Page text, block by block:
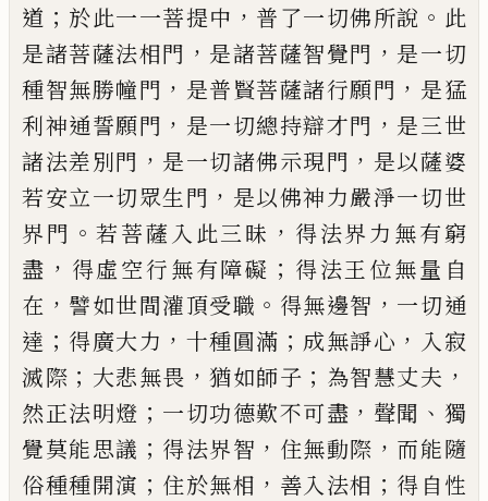
道 ； 於此一一菩提中 ， 普了一切佛所說 。 此
是諸菩薩法相門 ， 是諸菩薩智覺門 ， 是一切
種智無勝幢門 ， 是普賢菩薩諸行願門 ， 是猛
利神通誓願門 ， 是一切總持辯才門 ， 是三世
諸法差別門 ， 是一切諸佛示現門 ， 是以薩婆
若安立一切眾生門 ， 是以佛神力嚴淨一切世
界門 。若菩薩入此三昧 ， 得法界力無有窮
盡 ， 得虛空行無有障礙 ； 得法王位無量自
在 ， 譬如世間灌頂受職 。 得無邊智 ， 一切通
達 ； 得廣大力 ， 十種圓滿 ； 成無諍心 ， 入寂
滅際 ； 大悲無畏 ，猶如師子 ； 為智慧丈夫 ，
然正法明燈 ； 一切功德歎不可盡 ， 聲聞 、 獨
覺莫能思議 ； 得法界智 ， 住無動際 ， 而能隨
俗種種開演 ； 住於無相 ， 善入法相 ； 得自性